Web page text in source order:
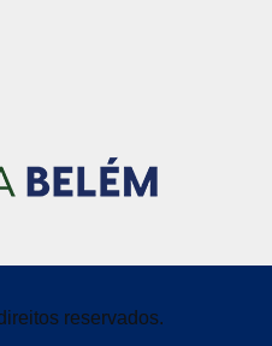
reservados.